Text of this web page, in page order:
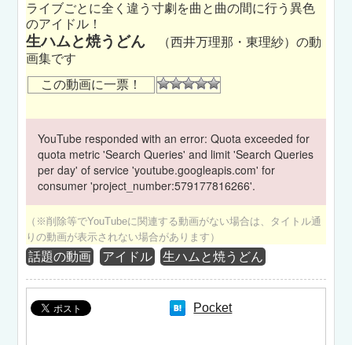
ライブごとに全く違う寸劇を曲と曲の間に行う異色
のアイドル！
生ハムと焼うどん （西井万理那・東理紗）の動
画集です
この動画に一票！
YouTube responded with an error: Quota exceeded for
quota metric 'Search Queries' and limit 'Search Queries
per day' of service 'youtube.googleapis.com' for
consumer 'project_number:579177816266'.
（※削除等でYouTubeに関連する動画がない場合は、タイトル通
りの動画が表示されない場合があります）
話題の動画 アイドル 生ハムと焼うどん
Pocket